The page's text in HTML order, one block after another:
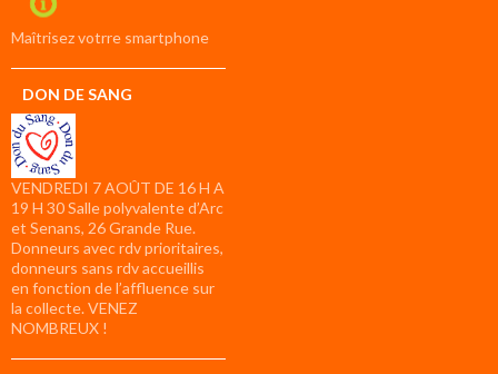
compte
Maîtrisez votrre smartphone
DON DE SANG
VENDREDI 7 AOÛT DE 16 H A
19 H 30 Salle polyvalente d’Arc
et Senans, 26 Grande Rue.
Donneurs avec rdv prioritaires,
donneurs sans rdv accueillis
en fonction de l’affluence sur
la collecte. VENEZ
NOMBREUX !